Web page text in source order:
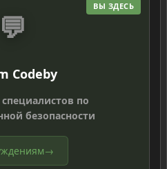
ВЫ ЗДЕСЬ
💬
Codeby
по
безопасности
→